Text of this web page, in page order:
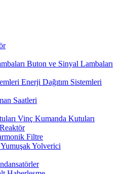
Buton ve Sinyal Lambaları
Enerji Dağıtım Sistemleri
Saatleri
Vinç Kumanda Kutuları
Filtre
Yumuşak Yolverici